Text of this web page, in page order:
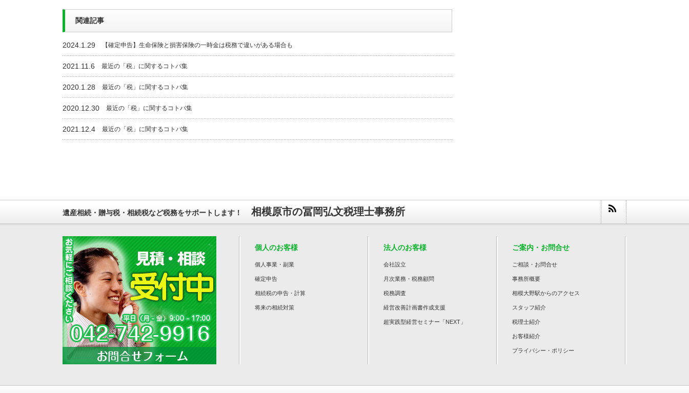
関連記事
2024.1.29 【確定申告】生命保険と損害保険の一時金は税務で違いがある場合も
2021.11.6 最近の「税」に関するコトバ集
2020.1.28 最近の「税」に関するコトバ集
2020.12.30 最近の「税」に関するコトバ集
2021.12.4 最近の「税」に関するコトバ集
遺産相続・贈与税・相続税など税務をサポートします！ 相模原市の冨岡弘文税理士事務所
個人のお客様
個人事業・副業
確定申告
相続税の申告・計算
将来の相続対策
法人のお客様
会社設立
月次業務・税務顧問
税務調査
経営改善計画書作成支援
超実践型経営セミナー「NEXT」
ご案内・お問合せ
ご相談・お問合せ
事務所概要
相模大野駅からのアクセス
スタッフ紹介
税理士紹介
お客様紹介
プライバシー・ポリシー